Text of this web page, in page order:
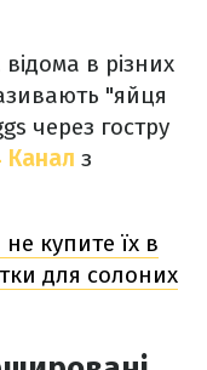
в різних
"яйця
через гостру
Канал з
купите їх в
для солоних